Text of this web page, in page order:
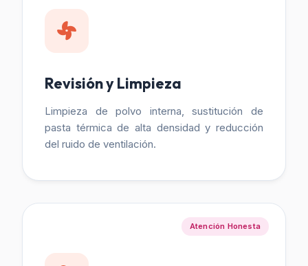
Revisión y Limpieza
Limpieza de polvo interna, sustitución de
pasta térmica de alta densidad y reducción
del ruido de ventilación.
Atención Honesta